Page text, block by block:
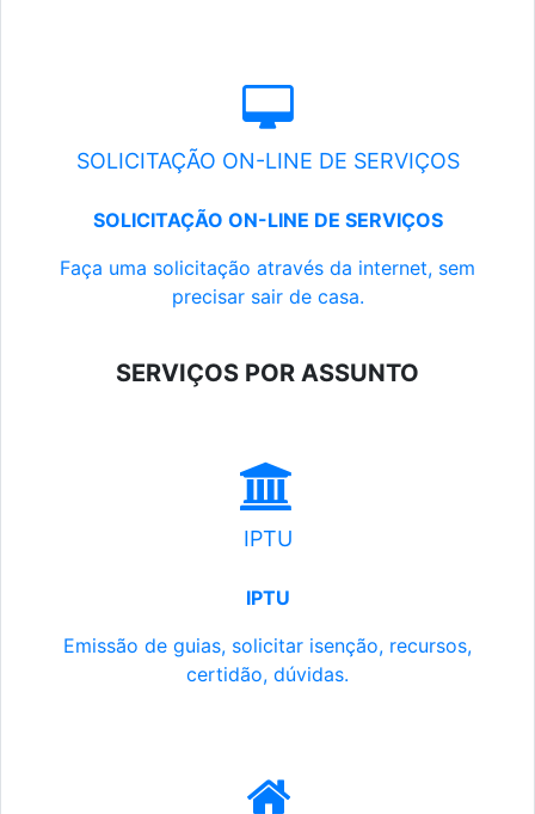
SOLICITAÇÃO ON-LINE DE SERVIÇOS
SOLICITAÇÃO ON-LINE DE SERVIÇOS
Faça uma solicitação através da internet, sem
precisar sair de casa.
SERVIÇOS POR ASSUNTO
IPTU
IPTU
Emissão de guias, solicitar isenção, recursos,
certidão, dúvidas.